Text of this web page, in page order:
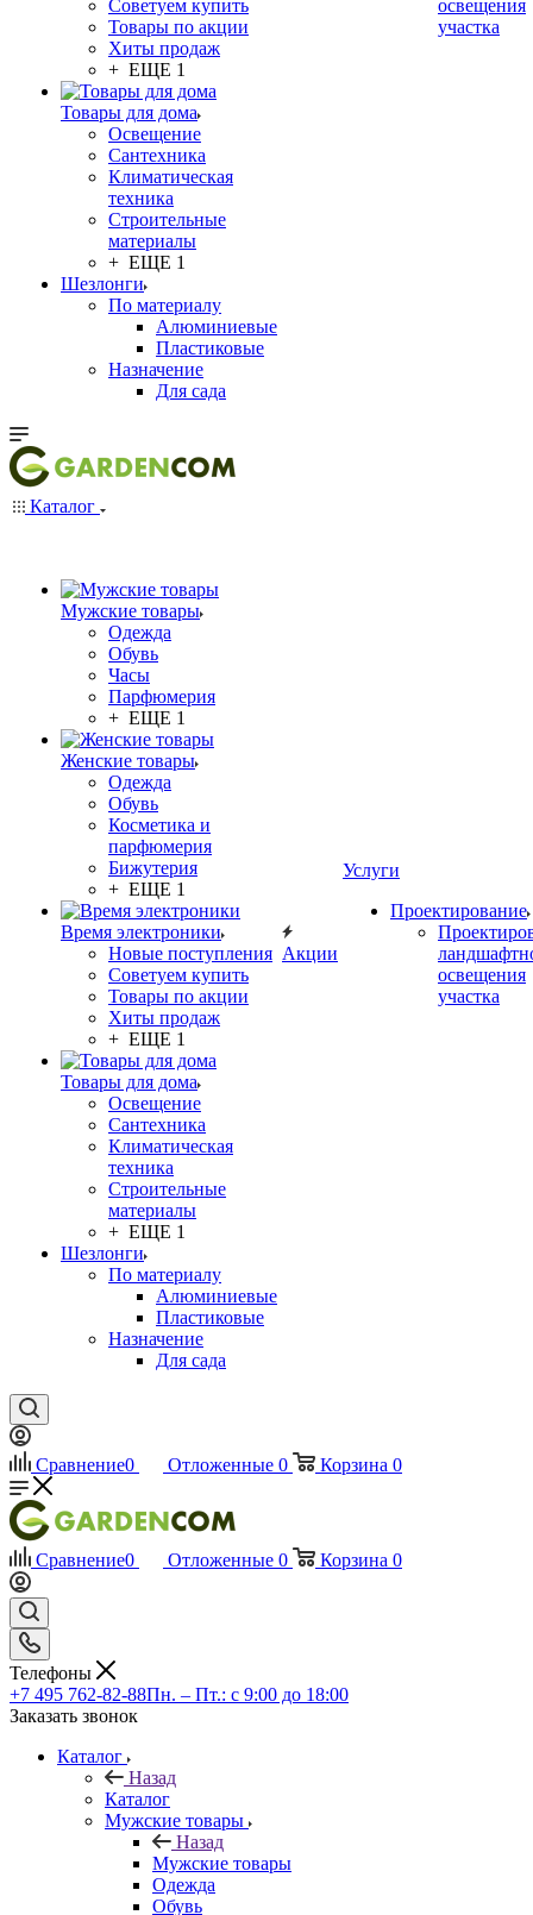
Советуем купить
Товары по акции
Хиты продаж
+ ЕЩЕ 1
Товары для дома
Освещение
Сантехника
Климатическая
техника
Строительные
материалы
+ ЕЩЕ 1
Шезлонги
По материалу
Алюминиевые
Пластиковые
Назначение
Для сада
освещения
участка
Каталог
Мужские товары
Одежда
Обувь
Часы
Парфюмерия
+ ЕЩЕ 1
Женские товары
Одежда
Обувь
Косметика и
парфюмерия
Бижутерия
+ ЕЩЕ 1
Время электроники
Новые поступления
Советуем купить
Товары по акции
Хиты продаж
+ ЕЩЕ 1
Товары для дома
Освещение
Сантехника
Климатическая
техника
Строительные
материалы
+ ЕЩЕ 1
Шезлонги
По материалу
Алюминиевые
Пластиковые
Назначение
Для сада
Акции
Услуги
Проектирование
освещения
участка
Сравнение0 Отложенные 0 Корзина 0
Сравнение0 Отложенные 0 Корзина 0
Телефоны
+7 495 762-82-88Пн. – Пт.: с 9:00 до 18:00
Заказать звонок
Каталог
Назад
Каталог
Мужские товары
Назад
Мужские товары
Одежда
Обувь